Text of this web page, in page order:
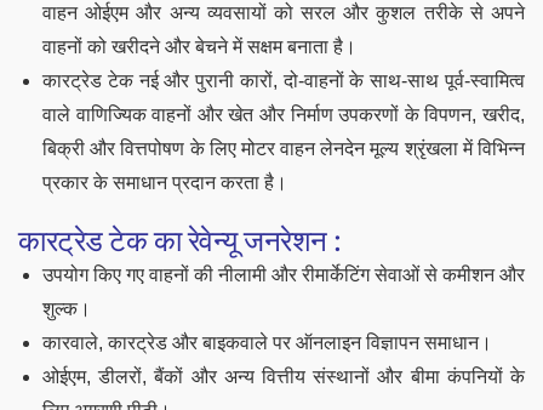
वाहन ओईएम और अन्य व्यवसायों को सरल और कुशल तरीके से अपने
वाहनों को खरीदने और बेचने में सक्षम बनाता है।
कारट्रेड टेक नई और पुरानी कारों, दो-वाहनों के साथ-साथ पूर्व-स्वामित्व
वाले वाणिज्यिक वाहनों और खेत और निर्माण उपकरणों के विपणन, खरीद,
बिक्री और वित्तपोषण के लिए मोटर वाहन लेनदेन मूल्य श्रृंखला में विभिन्न
प्रकार के समाधान प्रदान करता है।
कारट्रेड टेक का रेवेन्यू जनरेशन :
उपयोग किए गए वाहनों की नीलामी और रीमार्केटिंग सेवाओं से कमीशन और
शुल्क।
कारवाले, कारट्रेड और बाइकवाले पर ऑनलाइन विज्ञापन समाधान।
ओईएम, डीलरों, बैंकों और अन्य वित्तीय संस्थानों और बीमा कंपनियों के